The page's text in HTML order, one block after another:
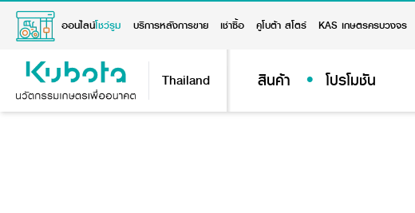
ออนไลน์โชว์รูม บริการหลังการขาย เช่าซื้อ คูโบต้า สโตร์ KAS เกษตรครบวงจร
Thailand สินค้า โปรโมชัน